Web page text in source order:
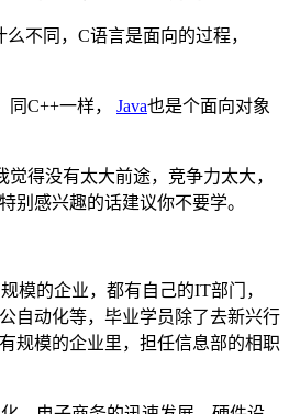
不同，C语言是面向的过程，
同C++一样， Java也是个面向对象
觉得没有太大前途，竞争力太大，
别感兴趣的话建议你不要学。
模的企业，都有自己的IT部门，
自动化等，毕业学员除了去新兴行
规模的企业里，担任信息部的相职